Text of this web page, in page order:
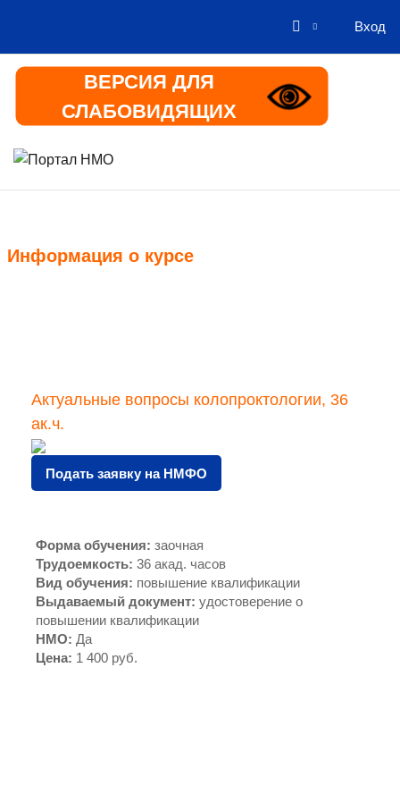
ВЕРСИЯ ДЛЯ
СЛАБОВИДЯЩИХ
Вход
Информация о курсе
Актуальные вопросы колопроктологии, 36
ак.ч.
Подать заявку на НМФО
Форма обучения: заочная
Трудоемкость: 36 акад. часов
Вид обучения: повышение квалификации
Выдаваемый документ: удостоверение о
повышении квалификации
НМО: Да
Цена: 1 400 руб.